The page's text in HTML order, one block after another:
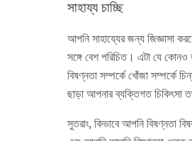
সাহায্য চাচ্ছি
আপনি সাহায্যের জন্য জিজ্ঞাসা
সঙ্গে বেশ পরিচিত। এটা যে
বিষণ্নতা সম্পর্কে খোঁজা সম্পর্কে
ছাড়া আপনার ব্যক্তিগত চিকিৎসা
সুতরাং, কিভাবে আপনি বিষণ্নতা